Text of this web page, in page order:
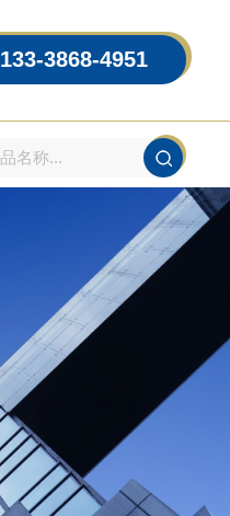
133-3868-4951